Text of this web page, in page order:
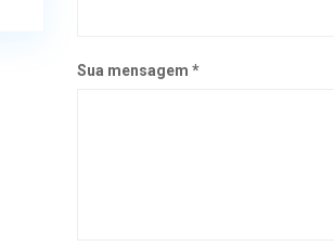
Sua mensagem *